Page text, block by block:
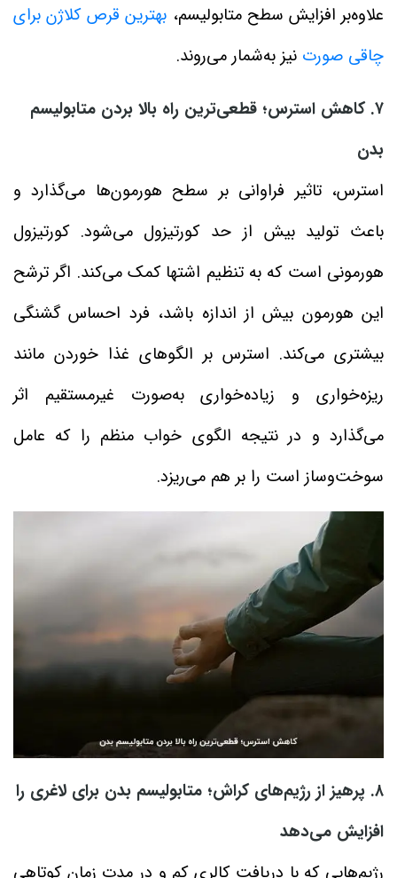
علاوه‌بر افزایش سطح متابولیسم، بهترین قرص کلاژن برای
چاقی صورت نیز به‌شمار می‌روند.
۷. کاهش استرس؛ قطعی‌ترین راه بالا بردن متابولیسم
بدن
استرس، تاثیر فراوانی بر سطح هورمون‌ها می‌گذارد و
باعث تولید بیش از حد کورتیزول می‌شود. کورتیزول
هورمونی است که به تنظیم اشتها کمک می‌کند. اگر ترشح
این هورمون بیش از اندازه باشد، فرد احساس گشنگی
بیشتری می‌کند. استرس بر الگوهای غذا خوردن مانند
ریزه‌خواری و زیاده‌خواری به‌صورت غیرمستقیم اثر
می‌گذارد و در نتیجه الگوی خواب منظم را که عامل
سوخت‌وساز است را بر هم می‌ریزد.
۸. پرهیز از رژیم‌های کراش؛ متابولیسم بدن برای لاغری را
افزایش می‌دهد
رژیم‌هایی که با دریافت کالری کم و در مدت زمان کوتاهی